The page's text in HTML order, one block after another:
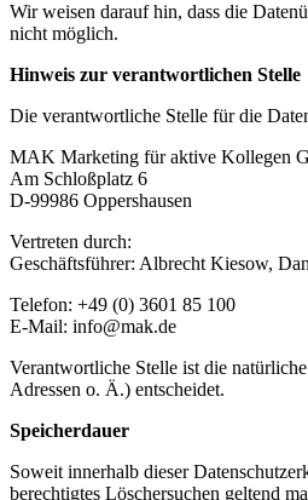
Wir weisen darauf hin, dass die
nicht möglich.
Hinweis zur verantwortlichen Stelle
Die verantwortliche Stelle für die
MAK Marketing für aktive Kollegen
Am Schloßplatz 6
D-99986 Oppershausen
Vertreten durch:
Geschäftsführer: Albrecht Kiesow,
Telefon: +49 (0) 3601 85 100
E-Mail: info@mak.de
Verantwortliche Stelle ist die
Adressen o. Ä.) entscheidet.
Speicherdauer
Soweit innerhalb dieser
berechtigtes Löschersuchen geltend